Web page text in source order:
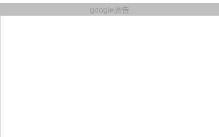
google廣告